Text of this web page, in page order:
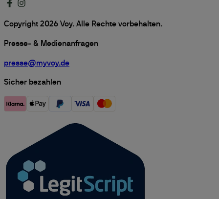
Copyright 2026 Voy. Alle Rechte vorbehalten.
Presse- & Medienanfragen
presse@myvoy.de
Sicher bezahlen